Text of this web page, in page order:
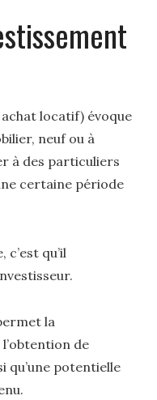
locatif) évoque
neuf ou à
à des particuliers
certaine période
qu’il
la
de
qu’une potentielle